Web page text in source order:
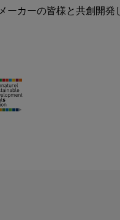
ーカーの皆様と共創開